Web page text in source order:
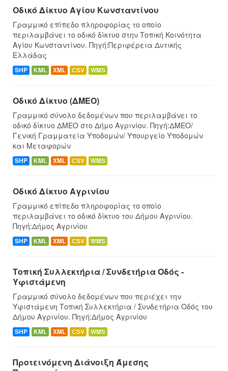
Οδικό Δίκτυο Αγίου Κωνσταντίνου
Γραμμικό επίπεδο πληροφορίας το οποίο
περιλαμβάνει το οδικό δίκτυο στην Τοπική Κοινότητα
Αγίου Κωνσταντίνου. Πηγή:Περιφέρεια Δυτικής
Ελλάδας
SHP KML XML CSV WMS
Οδικό Δίκτυο (ΔΜΕΟ)
Γραμμικό σύνολο δεδομένων που περιλαμβάνει το
οδικό δίκτυο ΔΜΕΟ στο Δήμο Αγρινίου. Πηγή:ΔΜΕΟ/
Γενική Γραμματεία Υποδομών/ Υπουργείο Υποδομών
και Μεταφορών
SHP KML XML CSV WMS
Οδικό Δίκτυο Αγρινίου
Γραμμικό επίπεδο πληροφορίας το οποίο
περιλαμβάνει το οδικό δίκτυο του Δήμου Αγρινίου.
Πηγή:Δήμος Αγρινίου
SHP KML XML CSV WMS
Τοπική Συλλεκτήρια / Συνδετήρια Οδός -
Υφιστάμενη
Γραμμικό σύνολο δεδομένων που περιέχει την
Υφιστάμενη Τοπική Συλλεκτήρια / Συνδετήρια Οδός του
Δήμου Αγρινίου. Πηγή:Δήμος Αγρινίου
SHP KML XML CSV WMS
Προτεινόμενη Διάνοιξη Άμεσης